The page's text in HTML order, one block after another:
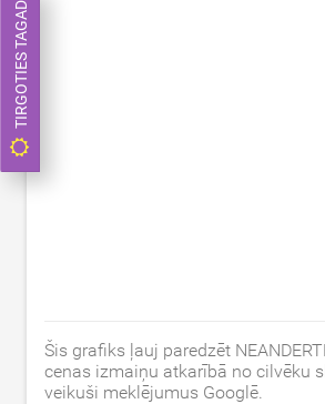
Šis grafiks ļauj paredzēt
cenas izmaiņu atkarībā no cilvēku
veikuši meklējumus Googlē.
TIRGOTIES TAGAD